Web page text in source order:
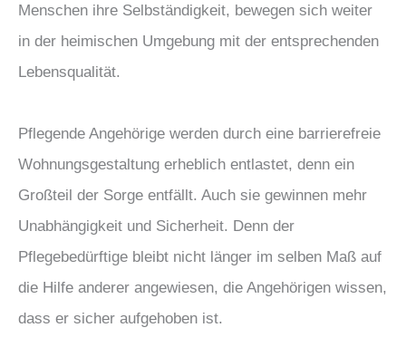
Menschen ihre Selbständigkeit, bewegen sich weiter
in der heimischen Umgebung mit der entsprechenden
Lebensqualität.
Pflegende Angehörige werden durch eine barrierefreie
Wohnungsgestaltung erheblich entlastet, denn ein
Großteil der Sorge entfällt. Auch sie gewinnen mehr
Unabhängigkeit und Sicherheit. Denn der
Pflegebedürftige bleibt nicht länger im selben Maß auf
die Hilfe anderer angewiesen, die Angehörigen wissen,
dass er sicher aufgehoben ist.